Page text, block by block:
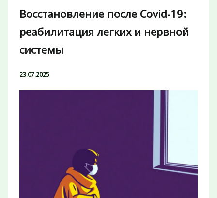
Восстановление после Covid-19:
реабилитация легких и нервной
системы
23.07.2025